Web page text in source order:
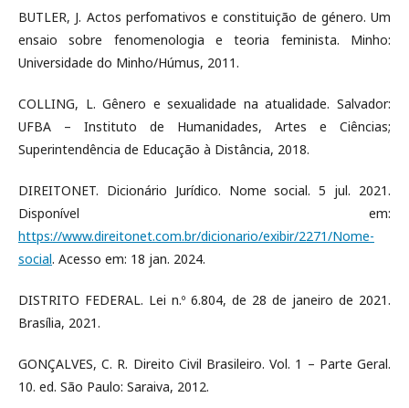
BUTLER, J. Actos perfomativos e constituição de género. Um
ensaio sobre fenomenologia e teoria feminista. Minho:
Universidade do Minho/Húmus, 2011.
COLLING, L. Gênero e sexualidade na atualidade. Salvador:
UFBA – Instituto de Humanidades, Artes e Ciências;
Superintendência de Educação à Distância, 2018.
DIREITONET. Dicionário Jurídico. Nome social. 5 jul. 2021.
Disponível em:
https://www.direitonet.com.br/dicionario/exibir/2271/Nome-
social. Acesso em: 18 jan. 2024.
DISTRITO FEDERAL. Lei n.º 6.804, de 28 de janeiro de 2021.
Brasília, 2021.
GONÇALVES, C. R. Direito Civil Brasileiro. Vol. 1 – Parte Geral.
10. ed. São Paulo: Saraiva, 2012.